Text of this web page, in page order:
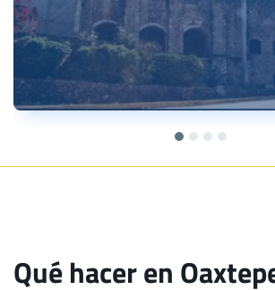
Qué hacer en